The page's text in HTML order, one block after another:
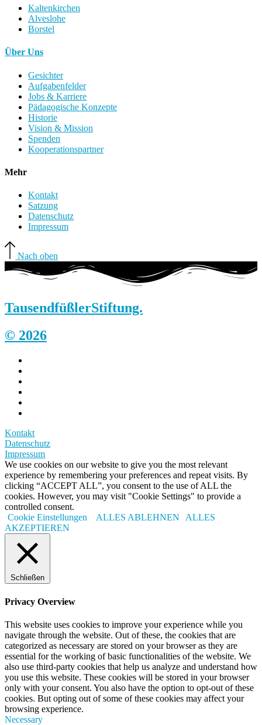
Kaltenkirchen
Alveslohe
Borstel
Über Uns
Gesichter
Aufgabenfelder
Jobs & Karriere
Pädagogische Konzepte
Historie
Vision & Mission
Spenden
Kooperationspartner
Mehr
Kontakt
Satzung
Datenschutz
Impressum
Nach oben
TausendfüßlerStiftung.
© 2026
Kontakt
Datenschutz
Impressum
We use cookies on our website to give you the most relevant
experience by remembering your preferences and repeat visits. By
clicking “ACCEPT ALL”, you consent to the use of ALL the
cookies. However, you may visit "Cookie Settings" to provide a
controlled consent.
Cookie Einstellungen
ALLES ABLEHNEN
ALLES
AKZEPTIEREN
Schließen
Privacy Overview
This website uses cookies to improve your experience while you
navigate through the website. Out of these, the cookies that are
categorized as necessary are stored on your browser as they are
essential for the working of basic functionalities of the website. We
also use third-party cookies that help us analyze and understand how
you use this website. These cookies will be stored in your browser
only with your consent. You also have the option to opt-out of these
cookies. But opting out of some of these cookies may affect your
browsing experience.
Necessary